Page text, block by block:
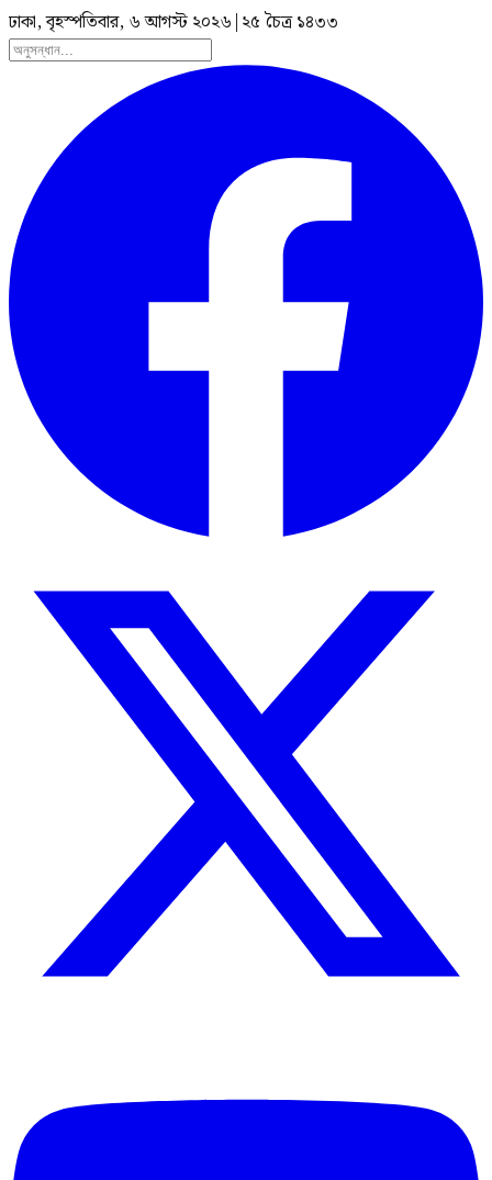
ঢাকা, বৃহস্পতিবার, ৬ আগস্ট ২০২৬ | ২৫ চৈত্র ১৪৩৩